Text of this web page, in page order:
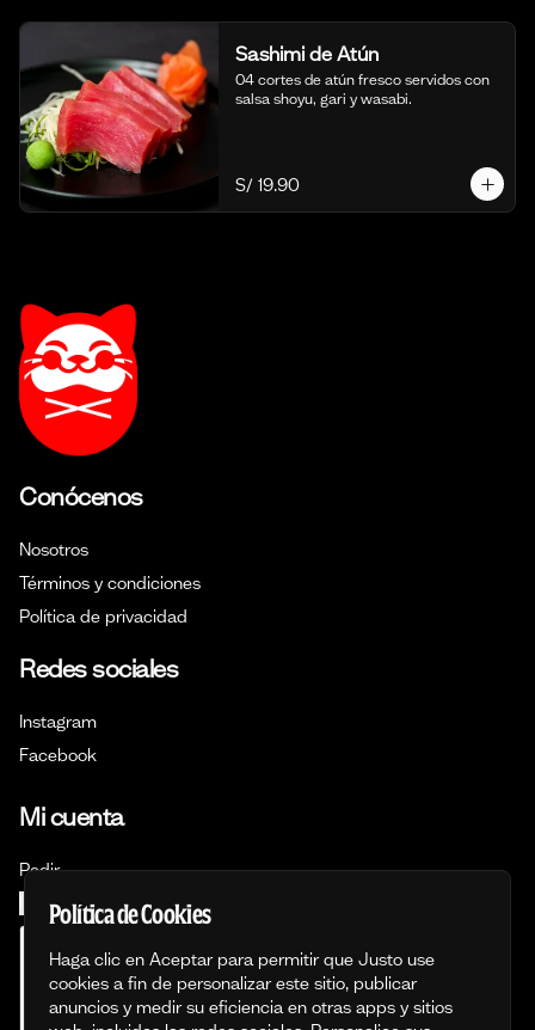
Sashimi de Atún
04 cortes de atún fresco servidos con
salsa shoyu, gari y wasabi.
S/ 19.90
Conócenos
Nosotros
Términos y condiciones
Política de privacidad
Redes sociales
Instagram
Facebook
Mi cuenta
Pedir
Iniciar sesión
Política de Cookies
Haga clic en Aceptar para permitir que Justo use
cookies a fin de personalizar este sitio, publicar
anuncios y medir su eficiencia en otras apps y sitios